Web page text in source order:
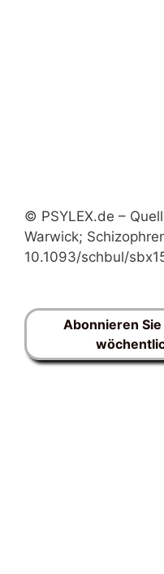
© PSYLEX.de –
Warwick;
10.1093/schbul/
Abonnieren